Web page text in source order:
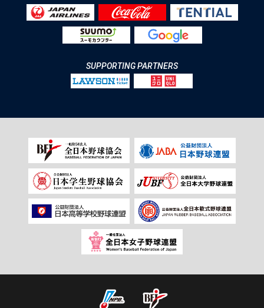
SUPPORTING PARTNERS